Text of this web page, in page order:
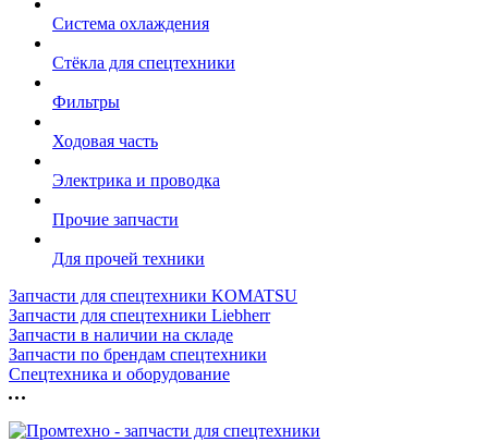
Система охлаждения
Стёкла для спецтехники
Фильтры
Ходовая часть
Электрика и проводка
Прочие запчасти
Для прочей техники
Запчасти для спецтехники KOMATSU
Запчасти для спецтехники Liebherr
Запчасти в наличии на складе
Запчасти по брендам спецтехники
Спецтехника и оборудование